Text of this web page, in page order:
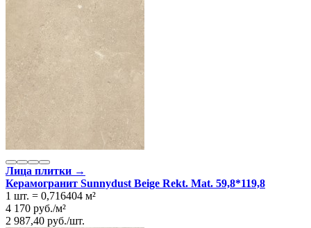
Лица плитки →
Керамогранит Sunnydust Beige Rekt. Mat. 59,8*119,8
1 шт. = 0,716404 м²
4 170 руб./м²
2 987,40 руб./шт.